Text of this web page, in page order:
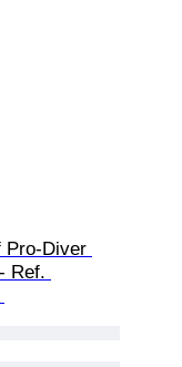
Pro-Diver
Ref.